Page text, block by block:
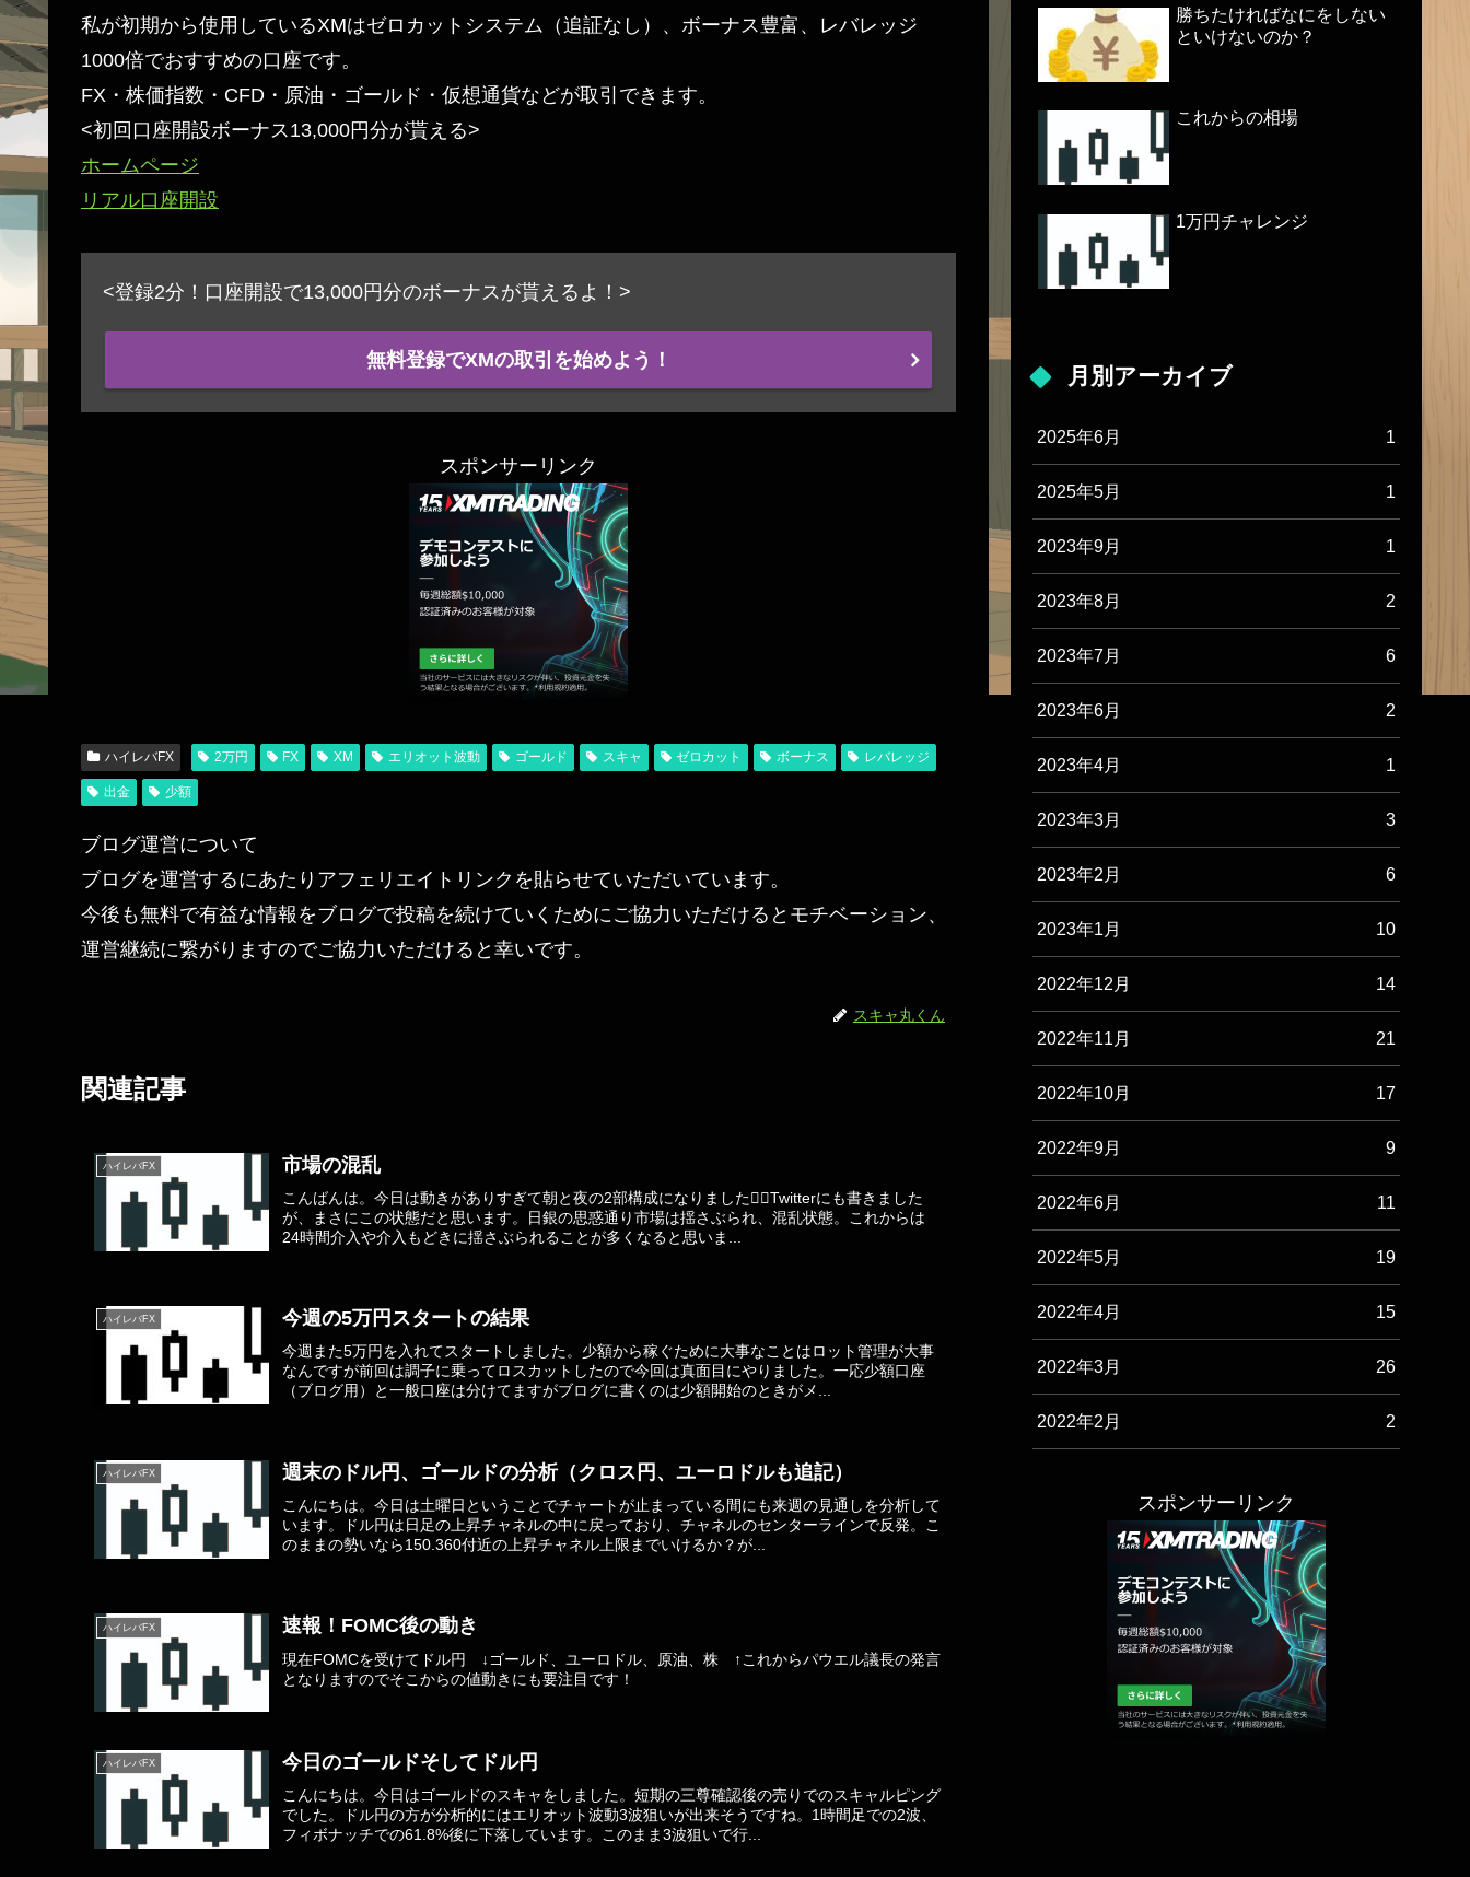
私が初期から使用しているXMはゼロカットシステム（追証なし）、ボーナス豊富、レバレッジ
1000倍でおすすめの口座です。
FX・株価指数・CFD・原油・ゴールド・仮想通貨などが取引できます。
<初回口座開設ボーナス13,000円分が貰える>
ホームページ
リアル口座開設
<登録2分！口座開設で13,000円分のボーナスが貰えるよ！>
無料登録でXMの取引を始めよう！
スポンサーリンク
ハイレバFX 2万円 FX XM エリオット波動 ゴールド スキャ ゼロカット ボーナス レバレッジ
出金 少額
ブログ運営について
ブログを運営するにあたりアフェリエイトリンクを貼らせていただいています。
今後も無料で有益な情報をブログで投稿を続けていくためにご協力いただけるとモチベーション、
運営継続に繋がりますのでご協力いただけると幸いです。
スキャ丸くん
関連記事
ハイレバFX 市場の混乱
こんばんは。今日は動きがありすぎて朝と夜の2部構成になりました😵‍💫Twitterにも書きました
が、まさにこの状態だと思います。日銀の思惑通り市場は揺さぶられ、混乱状態。これからは
24時間介入や介入もどきに揺さぶられることが多くなると思いま...
ハイレバFX 今週の5万円スタートの結果
今週また5万円を入れてスタートしました。少額から稼ぐために大事なことはロット管理が大事
なんですが前回は調子に乗ってロスカットしたので今回は真面目にやりました。一応少額口座
（ブログ用）と一般口座は分けてますがブログに書くのは少額開始のときがメ...
ハイレバFX 週末のドル円、ゴールドの分析（クロス円、ユーロドルも追記）
こんにちは。今日は土曜日ということでチャートが止まっている間にも来週の見通しを分析して
います。ドル円は日足の上昇チャネルの中に戻っており、チャネルのセンターラインで反発。こ
のままの勢いなら150.360付近の上昇チャネル上限までいけるか？が...
ハイレバFX 速報！FOMC後の動き
現在FOMCを受けてドル円 ↓ゴールド、ユーロドル、原油、株 ↑これからパウエル議長の発言
となりますのでそこからの値動きにも要注目です！
ハイレバFX 今日のゴールドそしてドル円
こんにちは。今日はゴールドのスキャをしました。短期の三尊確認後の売りでのスキャルピング
でした。ドル円の方が分析的にはエリオット波動3波狙いが出来そうですね。1時間足での2波、
フィボナッチでの61.8%後に下落しています。このまま3波狙いで行...
勝ちたければなにをしない
といけないのか？
これからの相場
1万円チャレンジ
月別アーカイブ
2025年6月 1
2025年5月 1
2023年9月 1
2023年8月 2
2023年7月 6
2023年6月 2
2023年4月 1
2023年3月 3
2023年2月 6
2023年1月 10
2022年12月 14
2022年11月 21
2022年10月 17
2022年9月 9
2022年6月 11
2022年5月 19
2022年4月 15
2022年3月 26
2022年2月 2
スポンサーリンク